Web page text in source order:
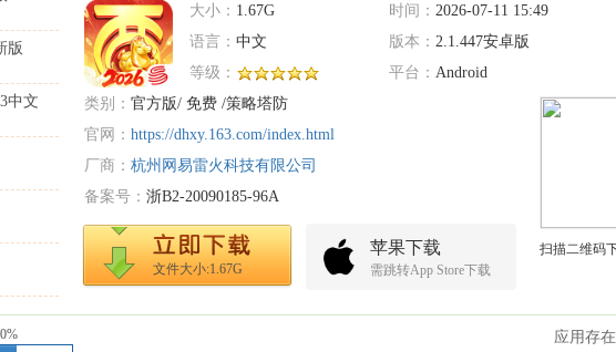
大小： 1.67G 时间： 2026-07-11 15:49
语言： 中文 版本： 2.1.447安卓版
等级：
平台： Android
类别： 官方版/ 免费 /策略塔防
官网： https://dhxy.163.com/index.html
厂商： 杭州网易雷火科技有限公司
备案号： 浙B2-20090185-96A
文件大小:1.67G
苹果下载
需跳转App Store下载
应用存
版
中文
扫描二维码